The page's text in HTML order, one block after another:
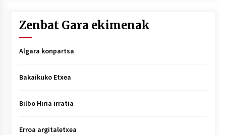
Zenbat Gara ekimenak
Algara konpartsa
Bakaikuko Etxea
Bilbo Hiria irratia
Erroa argitaletxea